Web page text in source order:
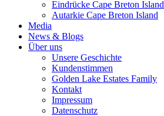
Eindrücke Cape Breton Island
Autarkie Cape Breton Island
Media
News & Blogs
Über uns
Unsere Geschichte
Kundenstimmen
Golden Lake Estates Family
Kontakt
Impressum
Datenschutz